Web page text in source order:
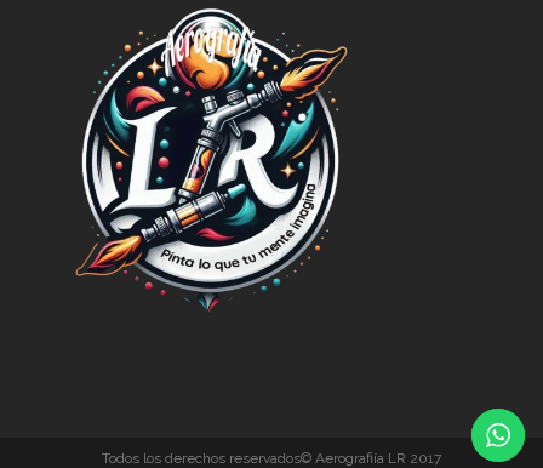
Todos los derechos reservados© Aerografiía LR 2017